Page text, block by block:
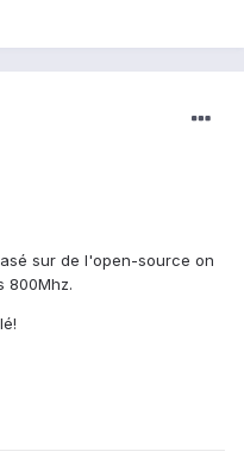
sur de l'open-source on
800Mhz.